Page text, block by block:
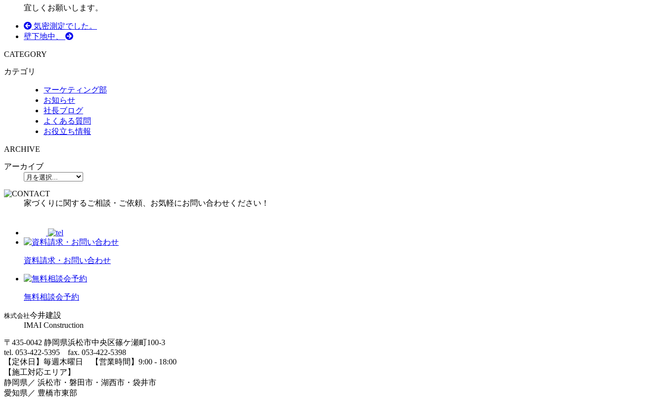
宜しくお願いします。
気密測定でした。
壁下地中、
CATEGORY
カテゴリ
マーケティング部
お知らせ
社長ブログ
よくある質問
お役立ち情報
ARCHIVE
アーカイブ
家づくりに関するご相談・ご依頼、お気軽にお問い合わせください！
資料請求・お問い合わせ
無料相談会予約
株式会社今井建設
IMAI Construction
〒435-0042 静岡県浜松市中央区篠ケ瀬町100-3
tel. 053-422-5395 fax. 053-422-5398
【定休⽇】毎週⽊曜⽇ 【営業時間】9:00 - 18:00
【施⼯対応エリア】
静岡県／ 浜松市・磐⽥市・湖⻄市・袋井市
愛知県／ 豊橋市東部